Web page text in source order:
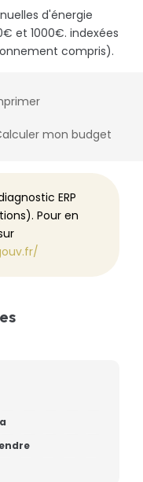
d'énergie
et 1000€. indexées
compris).
mon budget
ERP
Pour en